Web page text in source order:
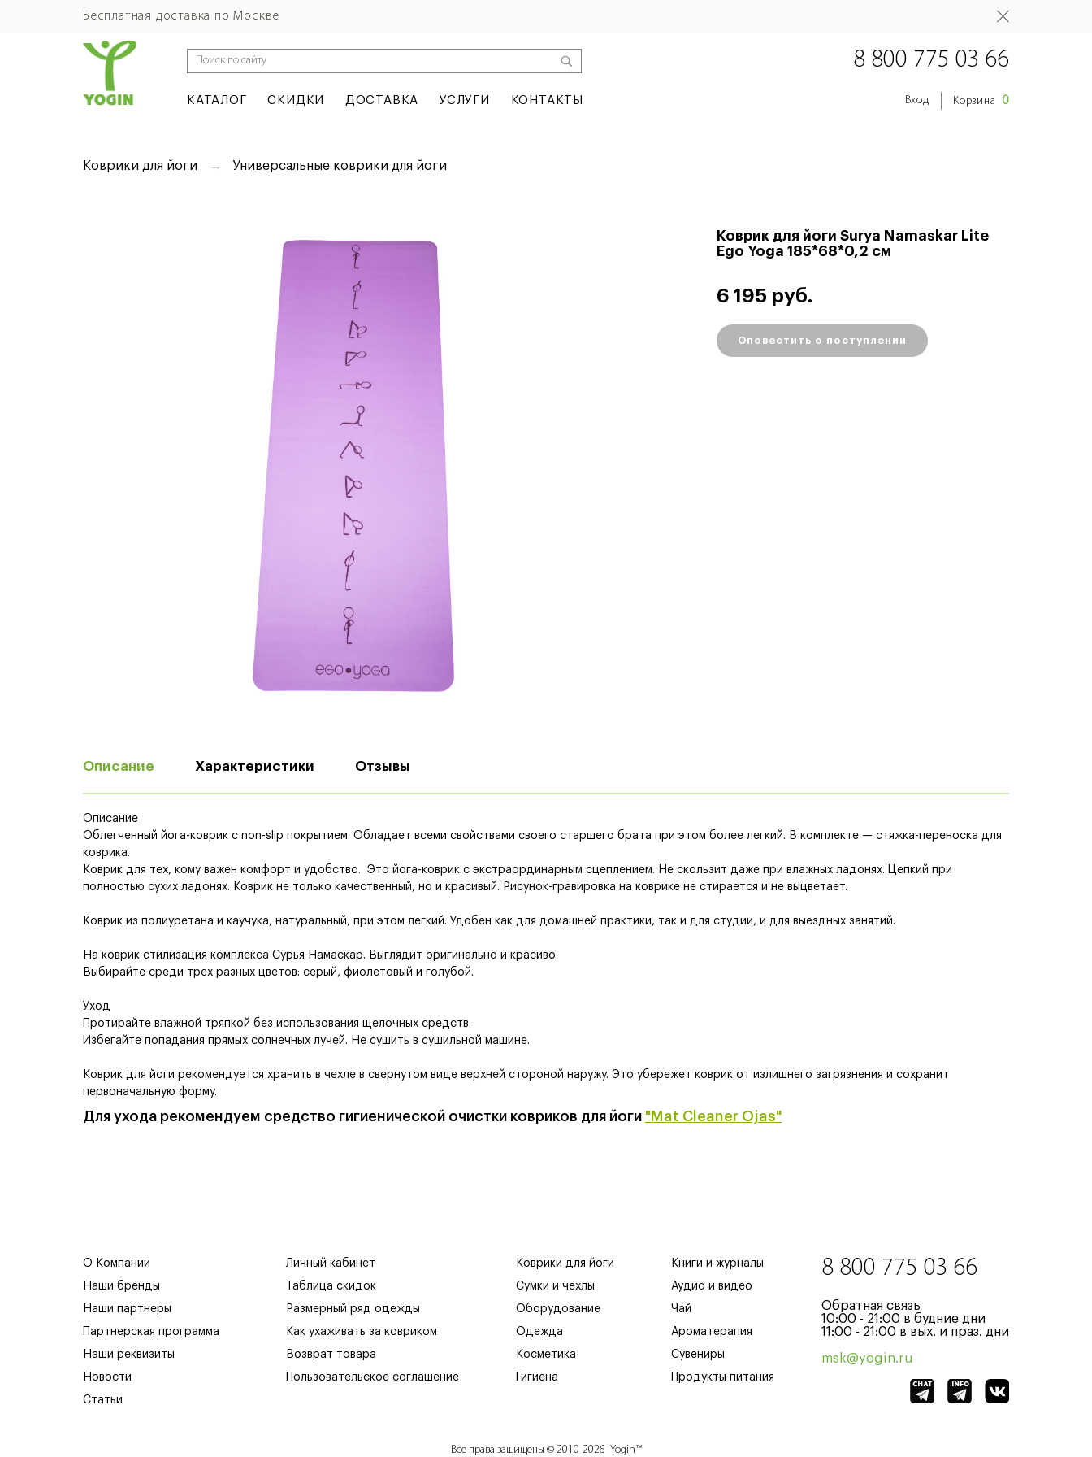
Бесплатная доставка по Москве
КАТАЛОГ СКИДКИ ДОСТАВКА УСЛУГИ КОНТАКТЫ
8 800 775 03 66
Вход Корзина 0
Коврики для йоги Универсальные коврики для йоги
Коврик для йоги Surya Namaskar Lite
Ego Yoga 185*68*0,2 см
6 195 руб.
Оповестить о поступлении
Описание Характеристики Отзывы
Описание
Облегченный йога-коврик с non-slip покрытием. Обладает всеми свойствами своего старшего брата при этом более легкий. В комплекте — стяжка-переноска для
коврика.
Коврик для тех, кому важен комфорт и удобство. Это йога-коврик с экстраординарным сцеплением. Не скользит даже при влажных ладонях. Цепкий при
полностью сухих ладонях. Коврик не только качественный, но и красивый. Рисунок-гравировка на коврике не стирается и не выцветает.
Коврик из полиуретана и каучука, натуральный, при этом легкий. Удобен как для домашней практики, так и для студии, и для выездных занятий.
На коврик стилизация комплекса Сурья Намаскар. Выглядит оригинально и красиво.
Выбирайте среди трех разных цветов: серый, фиолетовый и голубой.
Уход
Протирайте влажной тряпкой без использования щелочных средств.
Избегайте попадания прямых солнечных лучей. Не сушить в сушильной машине.
Коврик для йоги рекомендуется хранить в чехле в свернутом виде верхней стороной наружу. Это убережет коврик от излишнего загрязнения и сохранит
первоначальную форму.
Для ухода рекомендуем средство гигиенической очистки ковриков для йоги "Mat Cleaner Ojas"
О Компании
Наши бренды
Наши партнеры
Партнерская программа
Наши реквизиты
Новости
Статьи
Личный кабинет
Таблица скидок
Размерный ряд одежды
Как ухаживать за ковриком
Возврат товара
Пользовательское соглашение
Коврики для йоги
Сумки и чехлы
Оборудование
Одежда
Косметика
Гигиена
Книги и журналы
Аудио и видео
Чай
Ароматерапия
Сувениры
Продукты питания
8 800 775 03 66
Обратная связь
10:00 - 21:00 в будние дни
11:00 - 21:00 в вых. и праз. дни
msk@yogin.ru
Все права защищены © 2010-2026 Yogin™